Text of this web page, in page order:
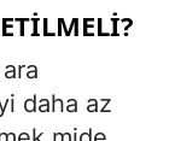
daha az